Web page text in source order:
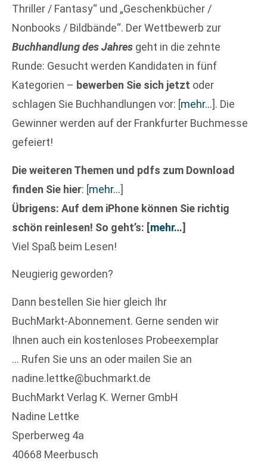
Thriller / Fantasy“ und „Geschenkbücher /
Nonbooks / Bildbände“. Der Wettbewerb zur
Buchhandlung des Jahres geht in die zehnte
Runde: Gesucht werden Kandidaten in fünf
Kategorien – bewerben Sie sich jetzt oder
schlagen Sie Buchhandlungen vor: [mehr…]. Die
Gewinner werden auf der Frankfurter Buchmesse
gefeiert!
Die weiteren Themen und pdfs zum Download
finden Sie hier: [mehr…]
Übrigens: Auf dem iPhone können Sie richtig
schön reinlesen! So geht’s: [mehr…]
Viel Spaß beim Lesen!
Neugierig geworden?
Dann bestellen Sie hier gleich Ihr
BuchMarkt-Abonnement. Gerne senden wir
Ihnen auch ein kostenloses Probeexemplar
… Rufen Sie uns an oder mailen Sie an
nadine.lettke@buchmarkt.de
BuchMarkt Verlag K. Werner GmbH
Nadine Lettke
Sperberweg 4a
40668 Meerbusch